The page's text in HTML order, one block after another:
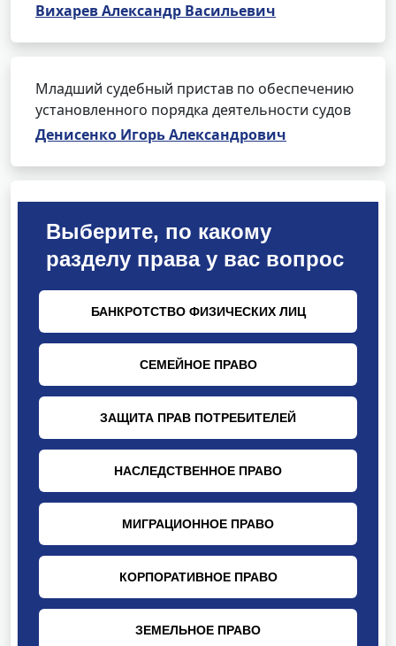
Вихарев Александр Васильевич
Младший судебный пристав по обеспечению
установленного порядка деятельности судов
Денисенко Игорь Александрович